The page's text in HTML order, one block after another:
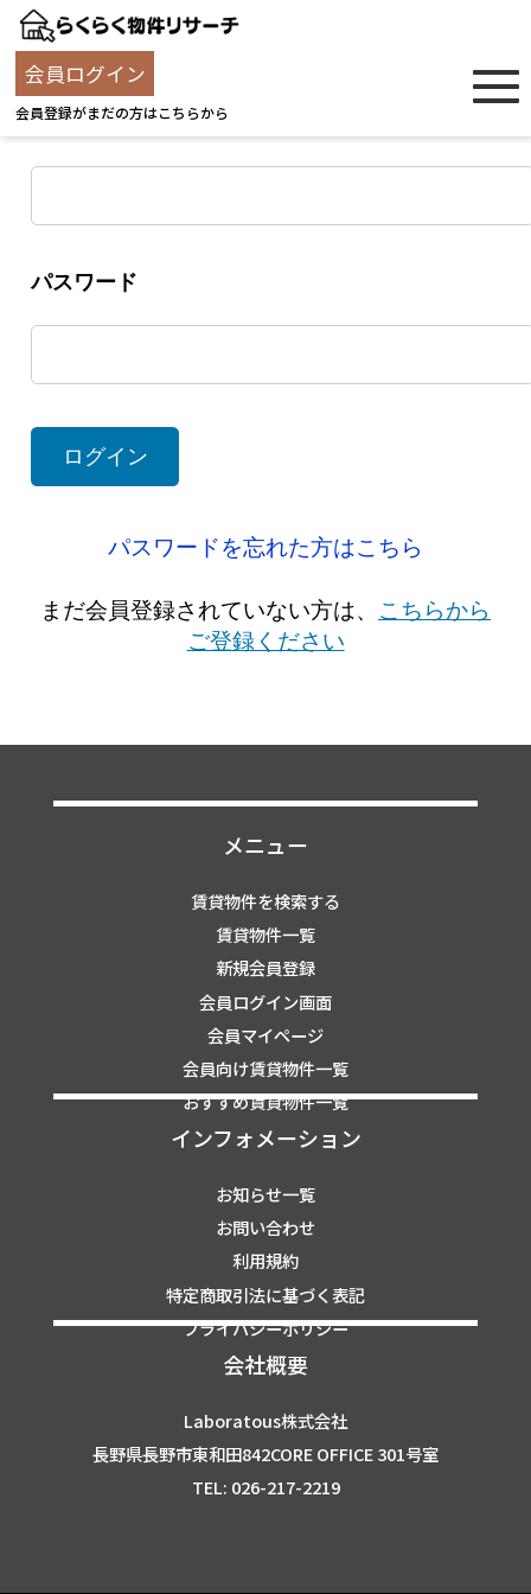
会員ログイン
会員登録がまだの方はこちらから
ユーザー名
パスワード
パスワードを忘れた方はこちら
まだ会員登録されていない方は、 こちらから
ご登録ください
メニュー
賃貸物件を検索する
賃貸物件一覧
新規会員登録
会員ログイン画面
会員マイページ
会員向け賃貸物件一覧
おすすめ賃貸物件一覧
インフォメーション
お知らせ一覧
お問い合わせ
利用規約
特定商取引法に基づく表記
プライバシーポリシー
会社概要
Laboratous株式会社
長野県長野市東和田842CORE OFFICE 301号室
TEL: 026-217-2219